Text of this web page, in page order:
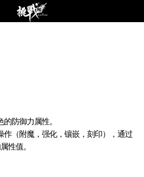
防御力属性。
作（附魔，强化，镶嵌，刻印），通过
性值。